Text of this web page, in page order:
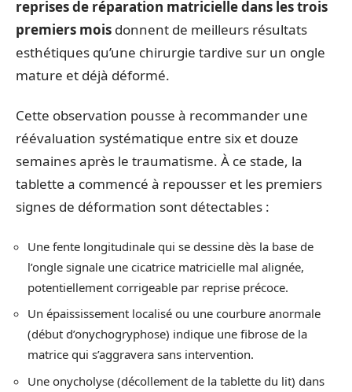
reprises de réparation matricielle dans les trois
premiers mois donnent de meilleurs résultats
esthétiques qu’une chirurgie tardive sur un ongle
mature et déjà déformé.
Cette observation pousse à recommander une
réévaluation systématique entre six et douze
semaines après le traumatisme. À ce stade, la
tablette a commencé à repousser et les premiers
signes de déformation sont détectables :
Une fente longitudinale qui se dessine dès la base de
l’ongle signale une cicatrice matricielle mal alignée,
potentiellement corrigeable par reprise précoce.
Un épaississement localisé ou une courbure anormale
(début d’onychogryphose) indique une fibrose de la
matrice qui s’aggravera sans intervention.
Une onycholyse (décollement de la tablette du lit) dans